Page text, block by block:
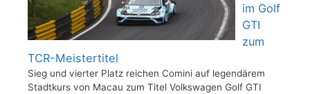
im Golf
GTI
zum
TCR-Meistertitel
Sieg und vierter Platz reichen Comini auf legendärem
Stadtkurs von Macau zum Titel Volkswagen Golf GTI